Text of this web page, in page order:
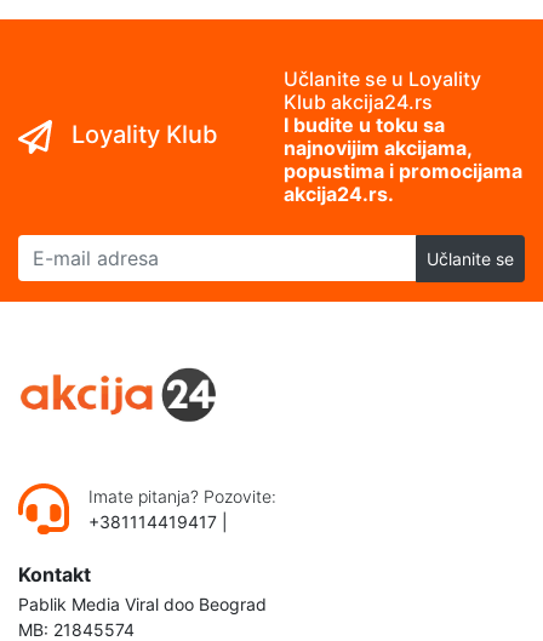
Loyality Klub
Učlanite se u Loyality
Klub akcija24.rs
I budite u toku sa
najnovijim akcijama,
popustima i promocijama
akcija24.rs.
E-mail adresa
Učlanite se
Imate pitanja? Pozovite:
+381114419417
Kontakt
Pablik Media Viral doo Beograd
MB: 21845574